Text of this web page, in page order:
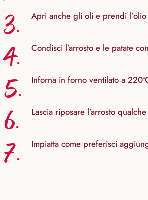
3. Apri anche gli oli e prendi l’olio
4. Condisci l’arrosto e le patate
5. Inforna in forno ventilato a
6. Lascia riposare l’arrosto
7. Impiatta come preferisci